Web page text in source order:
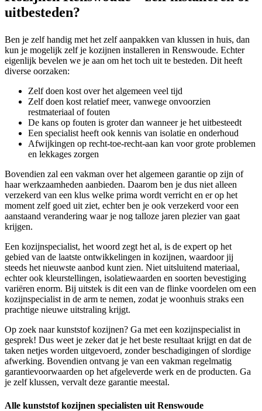
uitbesteden?
Ben je zelf handig met het zelf aanpakken van klussen in huis, dan
kun je mogelijk zelf je kozijnen installeren in Renswoude. Echter
eigenlijk bevelen we je aan om het toch uit te besteden. Dit heeft
diverse oorzaken:
Zelf doen kost over het algemeen veel tijd
Zelf doen kost relatief meer, vanwege onvoorzien
restmateriaal of fouten
De kans op fouten is groter dan wanneer je het uitbesteedt
Een specialist heeft ook kennis van isolatie en onderhoud
Afwijkingen op recht-toe-recht-aan kan voor grote problemen
en lekkages zorgen
Bovendien zal een vakman over het algemeen garantie op zijn of
haar werkzaamheden aanbieden. Daarom ben je dus niet alleen
verzekerd van een klus welke prima wordt verricht en er op het
moment zelf goed uit ziet, echter ben je ook verzekerd voor een
aanstaand verandering waar je nog talloze jaren plezier van gaat
krijgen.
Een kozijnspecialist, het woord zegt het al, is de expert op het
gebied van de laatste ontwikkelingen in kozijnen, waardoor jij
steeds het nieuwste aanbod kunt zien. Niet uitsluitend materiaal,
echter ook kleurstellingen, isolatiewaarden en soorten bevestiging
variëren enorm. Bij uitstek is dit een van de flinke voordelen om een
kozijnspecialist in de arm te nemen, zodat je woonhuis straks een
prachtige nieuwe uitstraling krijgt.
Op zoek naar kunststof kozijnen? Ga met een kozijnspecialist in
gesprek! Dus weet je zeker dat je het beste resultaat krijgt en dat de
taken netjes worden uitgevoerd, zonder beschadigingen of slordige
afwerking. Bovendien ontvang je van een vakman regelmatig
garantievoorwaarden op het afgeleverde werk en de producten. Ga
je zelf klussen, vervalt deze garantie meestal.
Alle kunststof kozijnen specialisten uit Renswoude